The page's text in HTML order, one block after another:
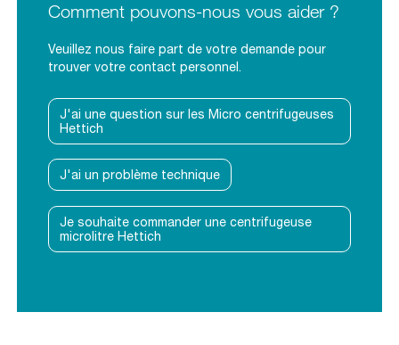
Comment pouvons-nous vous aider ?
Veuillez nous faire part de votre demande pour
trouver votre contact personnel.
J'ai une question sur les Micro centrifugeuses
Hettich
J'ai un problème technique
Je souhaite commander une centrifugeuse
microlitre Hettich